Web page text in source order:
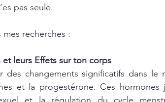
pas seule.
mes recherches :
et leurs Effets sur ton corps
changements significatifs dans le
et la progestérone. Ces hormones